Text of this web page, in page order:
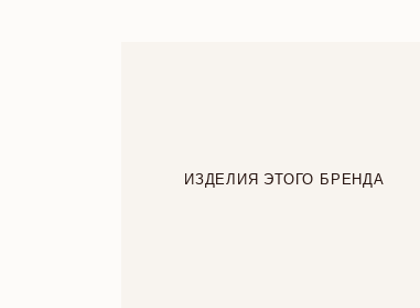
ИЗДЕЛИЯ ЭТОГО БРЕНДА